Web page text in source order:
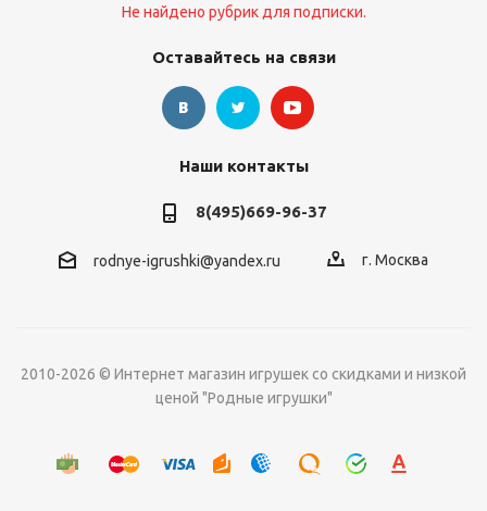
Не найдено рубрик для подписки.
Оставайтесь на связи
Наши контакты
8(495)669-96-37
rodnye-igrushki@yandex.ru г. Москва
2010-2026 © Интернет магазин игрушек со скидками и низкой
ценой "Родные игрушки"